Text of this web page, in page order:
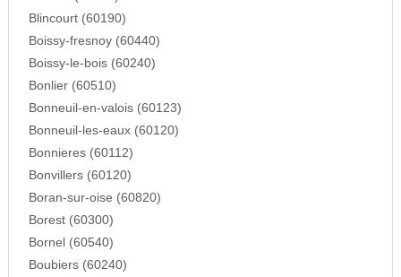
Blincourt (60190)
Boissy-fresnoy (60440)
Boissy-le-bois (60240)
Bonlier (60510)
Bonneuil-en-valois (60123)
Bonneuil-les-eaux (60120)
Bonnieres (60112)
Bonvillers (60120)
Boran-sur-oise (60820)
Borest (60300)
Bornel (60540)
Boubiers (60240)